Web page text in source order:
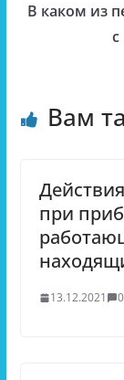
В каком из
Вам
при
13.12.2021 0